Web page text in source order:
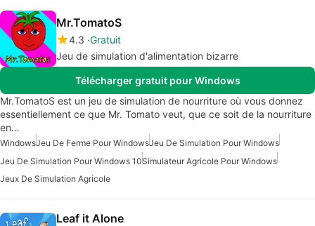
Mr.TomatoS
4.3 Gratuit
Jeu de simulation d'alimentation bizarre
Télécharger gratuit pour Windows
Mr.TomatoS est un jeu de simulation de nourriture où vous donnez
essentiellement ce que Mr. Tomato veut, que ce soit de la nourriture
en…
WindowsJeu De Ferme Pour WindowsJeu De Simulation Pour Windows
Jeu De Simulation Pour Windows 10Simulateur Agricole Pour Windows
Jeux De Simulation Agricole
Leaf it Alone